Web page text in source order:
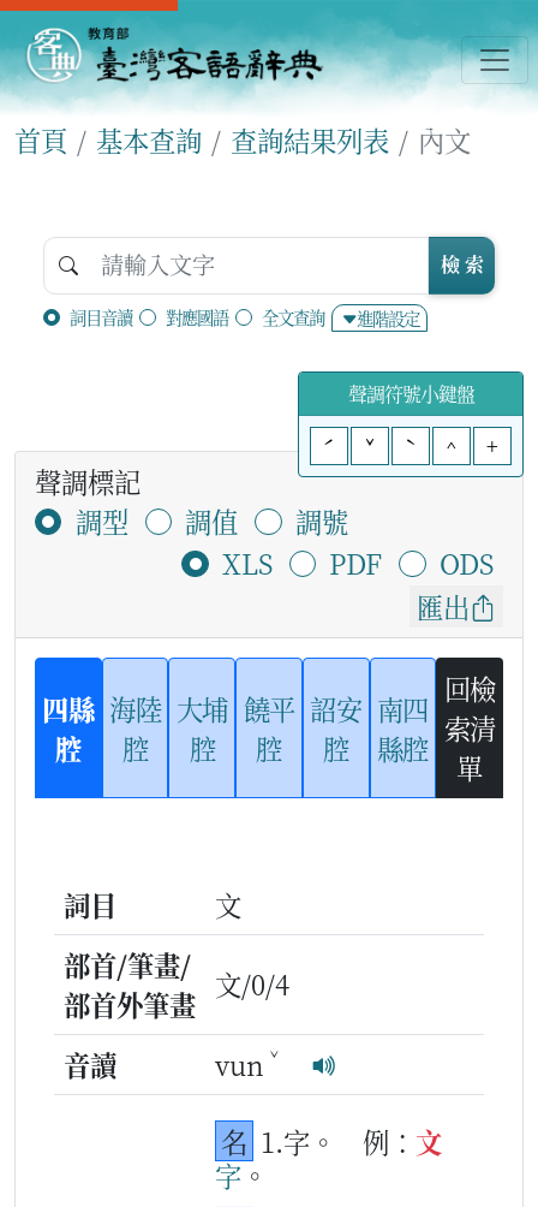
首頁 基本查詢 查詢結果列表 內文
詞目音讀 對應國語 全文查詢 進階設定
檢 索
聲調符號小鍵盤
ˊ
ˇ ˋ ^ +
聲調標記
調型
調值
調號
XLS
PDF
ODS
匯出
四縣
腔
海陸
腔
大埔
腔
饒平
腔
詔安
腔
南四
縣腔
回檢
索清
單
詞目
文
部首/筆畫/
部首外筆畫
文/0/4
音讀 vun ˇ
名 1.字。 例： 文
字。